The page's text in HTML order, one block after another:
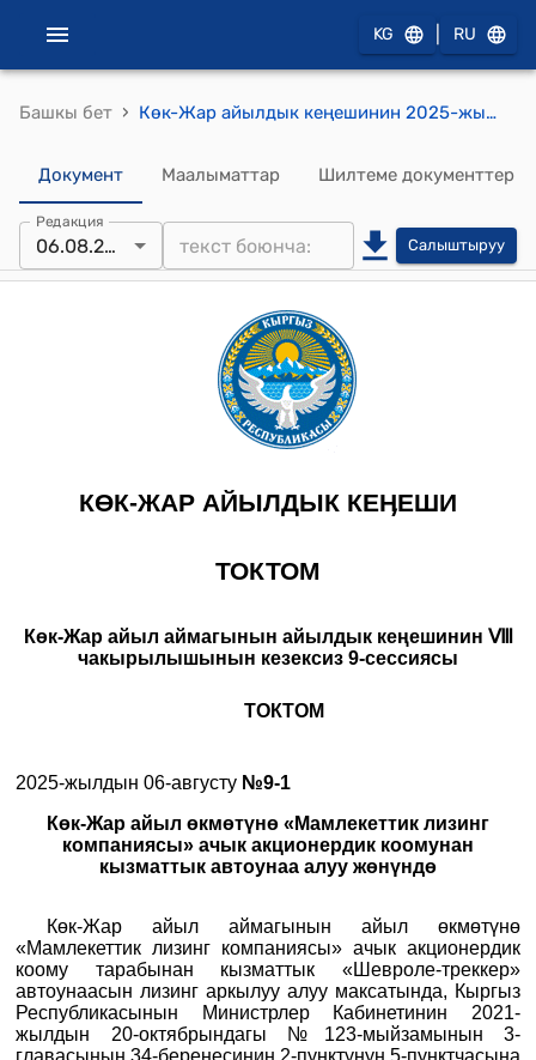
KG RU
Башкы бет › Көк-Жар айылдык кеңешинин 2025-жылдын 06-августу №9-1 Көк-Жар айыл өкмөтүнө “Мамлекеттик лизинг компаниясы” ачык акционердик коомунан кызматтык автоунаа алуу жөнүндө токтом
Документ Маалыматтар Шилтеме документтер
Редакция
06.08.2025 Салыштыруу